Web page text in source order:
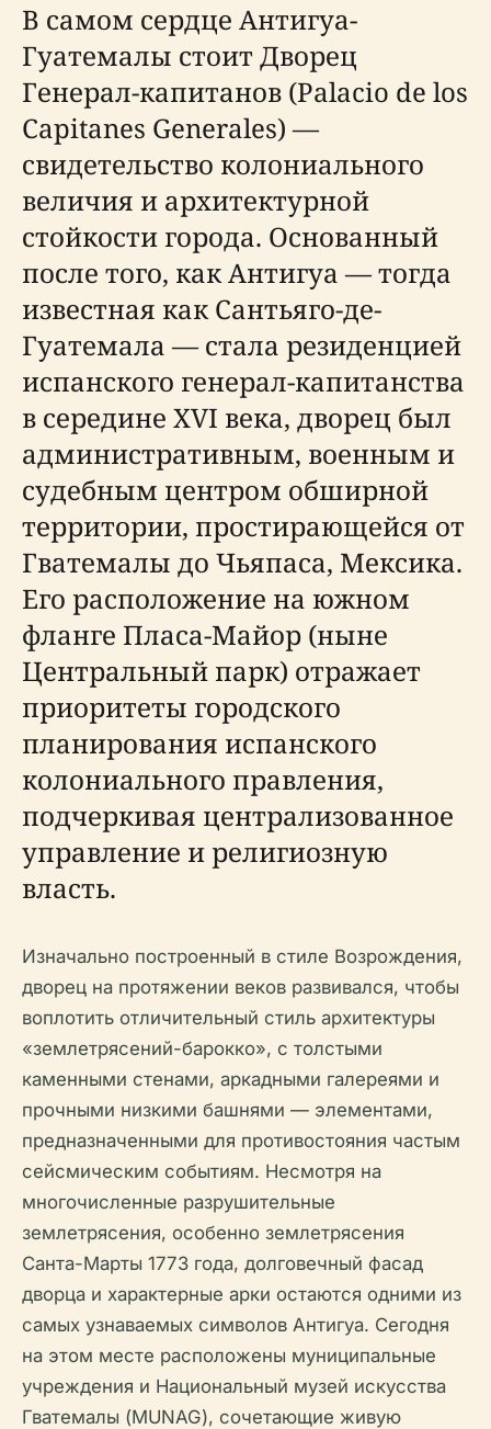
В самом сердце Антигуа-
Гуатемалы стоит Дворец
Генерал-капитанов (Palacio de los
Capitanes Generales) —
свидетельство колониального
величия и архитектурной
стойкости города. Основанный
после того, как Антигуа — тогда
известная как Сантьяго-де-
Гуатемала — стала резиденцией
испанского генерал-капитанства
в середине XVI века, дворец был
административным, военным и
судебным центром обширной
территории, простирающейся от
Гватемалы до Чьяпаса, Мексика.
Его расположение на южном
фланге Пласа-Майор (ныне
Центральный парк) отражает
приоритеты городского
планирования испанского
колониального правления,
подчеркивая централизованное
управление и религиозную
власть.
Изначально построенный в стиле Возрождения,
дворец на протяжении веков развивался, чтобы
воплотить отличительный стиль архитектуры
«землетрясений-барокко», с толстыми
каменными стенами, аркадными галереями и
прочными низкими башнями — элементами,
предназначенными для противостояния частым
сейсмическим событиям. Несмотря на
многочисленные разрушительные
землетрясения, особенно землетрясения
Санта-Марты 1773 года, долговечный фасад
дворца и характерные арки остаются одними из
самых узнаваемых символов Антигуа. Сегодня
на этом месте расположены муниципальные
учреждения и Национальный музей искусства
Гватемалы (MUNAG), сочетающие живую